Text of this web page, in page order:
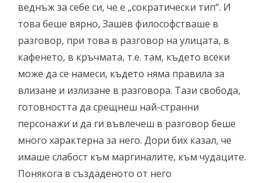
веднъж за себе си, че е „сократически тип“. И
това беше вярно, Зашев философстваше в
разговор, при това в разговор на улицата, в
кафенето, в кръчмата, т.е. там, където всеки
може да се намеси, където няма правила за
влизане и излизане в разговора. Тази свобода,
готовността да срещнеш най-странни
персонажи и да ги въвлечеш в разговор беше
много характерна за него. Дори бих казал, че
имаше слабост към маргиналите, към чудаците.
Понякога в създаденото от него